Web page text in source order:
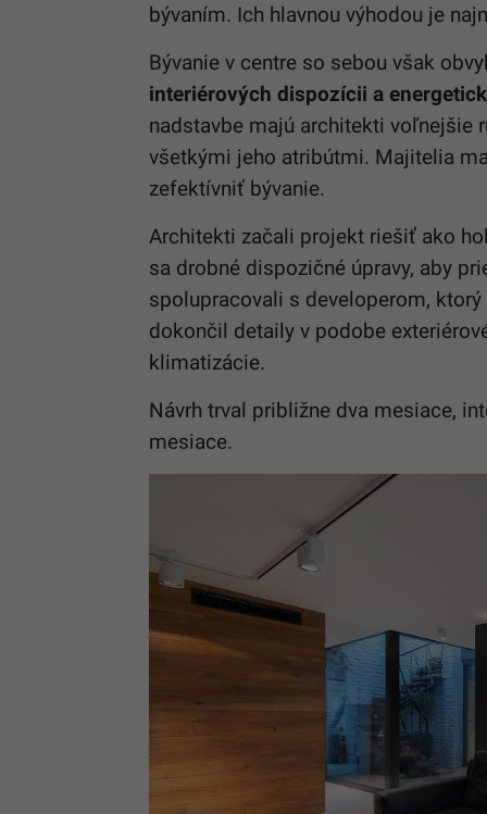
bývaním. Ich hlavnou výhodou je
Bývanie v centre so sebou však
interiérových dispozícii a
nadstavbe majú architekti voľnejšie
všetkými jeho atribútmi. Majitelia
zefektívniť bývanie.
Architekti začali projekt riešiť ako
sa drobné dispozičné úpravy, aby
spolupracovali s developerom, ktorý
dokončil detaily v podobe
klimatizácie.
Návrh trval približne dva mesiace,
mesiace.